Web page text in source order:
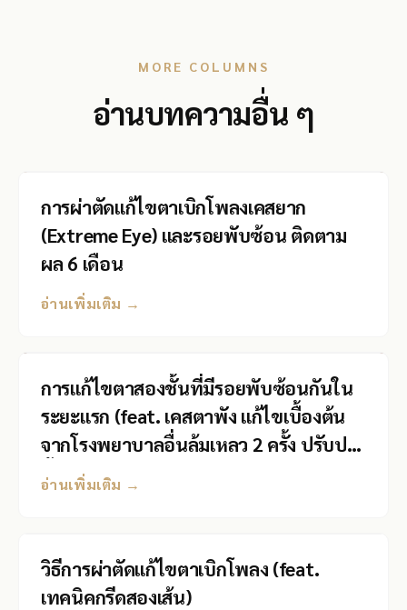
MORE COLUMNS
อ่านบทความอื่น ๆ
การผ่าตัดแก้ไขตาเบิกโพลงเคสยาก
(Extreme Eye) และรอยพับซ้อน ติดตาม
ผล 6 เดือน
อ่านเพิ่มเติม →
การแก้ไขตาสองชั้นที่มีรอยพับซ้อนกันใน
ระยะแรก (feat. เคสตาพัง แก้ไขเบื้องต้น
จากโรงพยาบาลอื่นล้มเหลว 2 ครั้ง ปรับปรุง
ชั้นตาซ้อนและเบ้าตาลึก)
อ่านเพิ่มเติม →
วิธีการผ่าตัดแก้ไขตาเบิกโพลง (feat.
เทคนิคกรีดสองเส้น)